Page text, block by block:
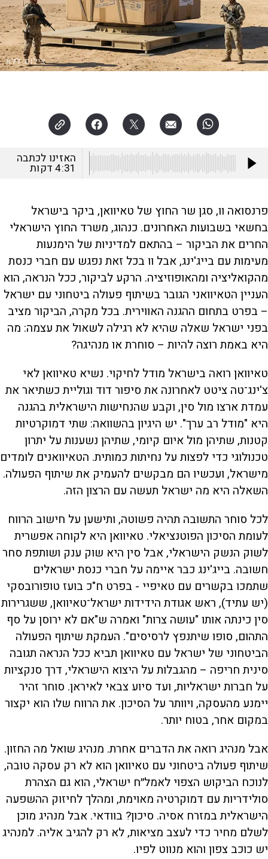
צילום:ללא
האזינו לכתבה
4:31דקות
פרנסואה וו, סגן שר החוץ של טאיוואן, ביקר בישראל
בחשאי בשבועות האחרונים. כנהוג, משרד החוץ הישראלי
החרים את הביקור – בהתאם למדיניות של הימנעות
מעימות עם בייג'ינג, אבל וו בכל זאת נפגש עם חברי כנסת
מהקואליציה ומהאופוזיציה. הרקע לביקור, ככל הנראה, הוא
העניין הטאיוואני הגובר בשיתוף פעולה ביטחוני עם ישראל
– בפרט בתחום ההגנה האווירית. בכל מקרה, הביקור מציב
בפני ישראל שאלה שהיא לא רגילה לשאול את עצמה: מה
היא באמת רוצה להיות – סוחרת או מנהיגה?
טאיוואן רואה בישראל מודל לחיקוי. נשיא טאיוואן לאי
צ'ינג־טה ציטט לאחרונה את סיפור דוד וגוליית כשתיאר את
עמדת ארצו מול סין, וקבע שהנחישות הישראלית בהגנה
היא "מודל רב ערך". יש היגיון בהשוואה: שתי דמוקרטיות
קטנות, שתיהן מול איום קיומי, שתיהן נשענות על יתרון
טכנולוגי כדי לפצות על נחיתות כמותית. הטאיוואנים לומדים
מישראל, ועכשיו הם מבקשים להעמיק את שיתוף הפעולה.
השאלה היא מה ישראל תעשה עם הרצון הזה.
לכל סוחר התשובה תהיה פשוטה, ותישען על חישוב הרווח
לעומת הסיכון הפוטנציאלי. טאיוואן היא לקוחה אפשרית
לשוק הנשק הישראלי, אבל סין היא שוק ענק ושותפת סחר
חשובה. בייג'ינג כבר איימה על חברי כנסת ישראלים
שתמכו בקשרים עם טאיפיי - בפרט ח"כ בועז טופורובסקי
(יש עתיד), ראש אגודת הידידות ישראל־טאיוואן, ששגרירות
סין כינתה אותו "עושה צרות" ואמרה ש"אם לא ירוסן על סף
התהום, סופו שיתנפץ לרסיסים". העמקת שיתוף הפעולה
הביטחוני של ישראל עם טאיוואן תביא ככל הנראה תגובה
סינית חריפה – מהגבלות על היצוא הישראלי, דרך סנקציות
על חברות ישראליות, ועד סיוע צבאי לאיראן. סוחר זהיר
יימנע מהעסקה, ויוותר על הסיכון. את הרווח שלו הוא יקצור
במקום אחר, בטוח יותר.
אבל מנהיג רואה את הדברים אחרת. מנהיג שואל מה החזון.
שיתוף פעולה ביטחוני עם טאיוואן הוא לא רק עסקה טובה,
לנוכח הביקוש הצפוי לאמל״ח ישראלי, הוא גם הצהרת
סולידריות עם דמוקרטיה מאוימת, ומהלך לחיזוק ההשפעה
הישראלית במזרח אסיה. סיכון? בוודאי. אבל מנהיג מוכן
לשלם מחיר כדי לעצב מציאות, לא רק להגיב אליה. למנהיג
יש כוכב צפון והוא מנווט לפיו.